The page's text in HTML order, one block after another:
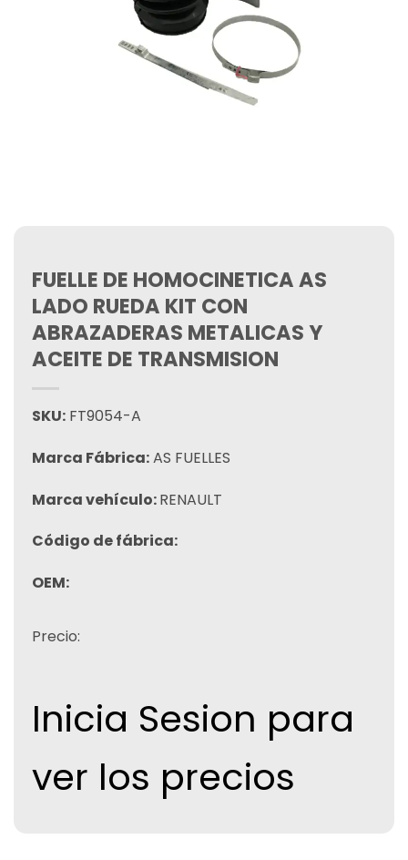
FUELLE DE HOMOCINETICA AS
LADO RUEDA KIT CON
ABRAZADERAS METALICAS Y
ACEITE DE TRANSMISION
SKU: FT9054-A
Marca Fábrica:AS FUELLES
Marca vehículo:RENAULT
Código de fábrica:
OEM:
Precio:
Inicia Sesion para
ver los precios